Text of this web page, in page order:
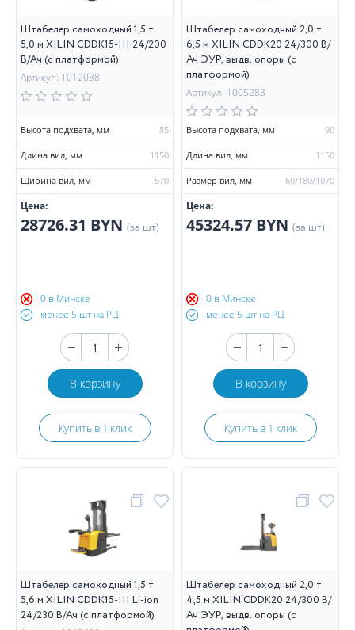
Штабелер самоходный 1,5 т
5,0 м XILIN CDDK15-III 24/200
В/Ач (с платформой)
Артикул: 1012038
Высота подхвата, мм 85
Длина вил, мм 1150
Ширина вил, мм 570
Цена:
28726.31 BYN (за шт)
0 в Минске
менее 5 шт на РЦ
В корзину
Купить в 1 клик
Штабелер самоходный 2,0 т
6,5 м XILIN CDDK20 24/300 В/
Ач ЭУР, выдв. опоры (с
платформой)
Артикул: 1005283
Высота подхвата, мм 90
Длина вил, мм 1150
Размер вил, мм 60/180/1070
Цена:
45324.57 BYN (за шт)
0 в Минске
менее 5 шт на РЦ
В корзину
Купить в 1 клик
Штабелер самоходный 1,5 т
5,6 м XILIN CDDK15-III Li-ion
24/230 В/Ач (с платформой)
Штабелер самоходный 2,0 т
4,5 м XILIN CDDK20 24/300 В/
Ач ЭУР, выдв. опоры (с